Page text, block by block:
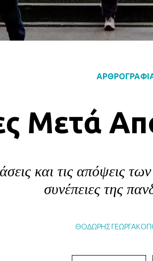
Μετά
και τις απόψεις
συνέπειες της
ΘΟΔΩΡΗΣ